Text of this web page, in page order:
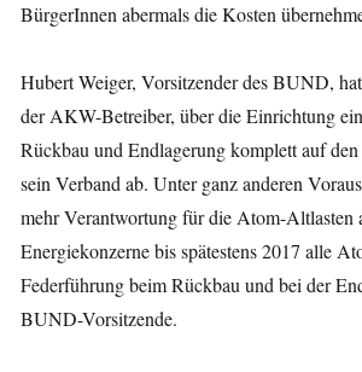
BürgerInnen abermals die Kosten
Hubert Weiger, Vorsitzender des BUND,
der AKW-Betreiber, über die Einrichtung
Rückbau und Endlagerung komplett auf
sein Verband ab. Unter ganz anderen
mehr Verantwortung für die Atom-Altlasten
Energiekonzerne bis spätestens 2017 alle
Federführung beim Rückbau und bei der
BUND-Vorsitzende.